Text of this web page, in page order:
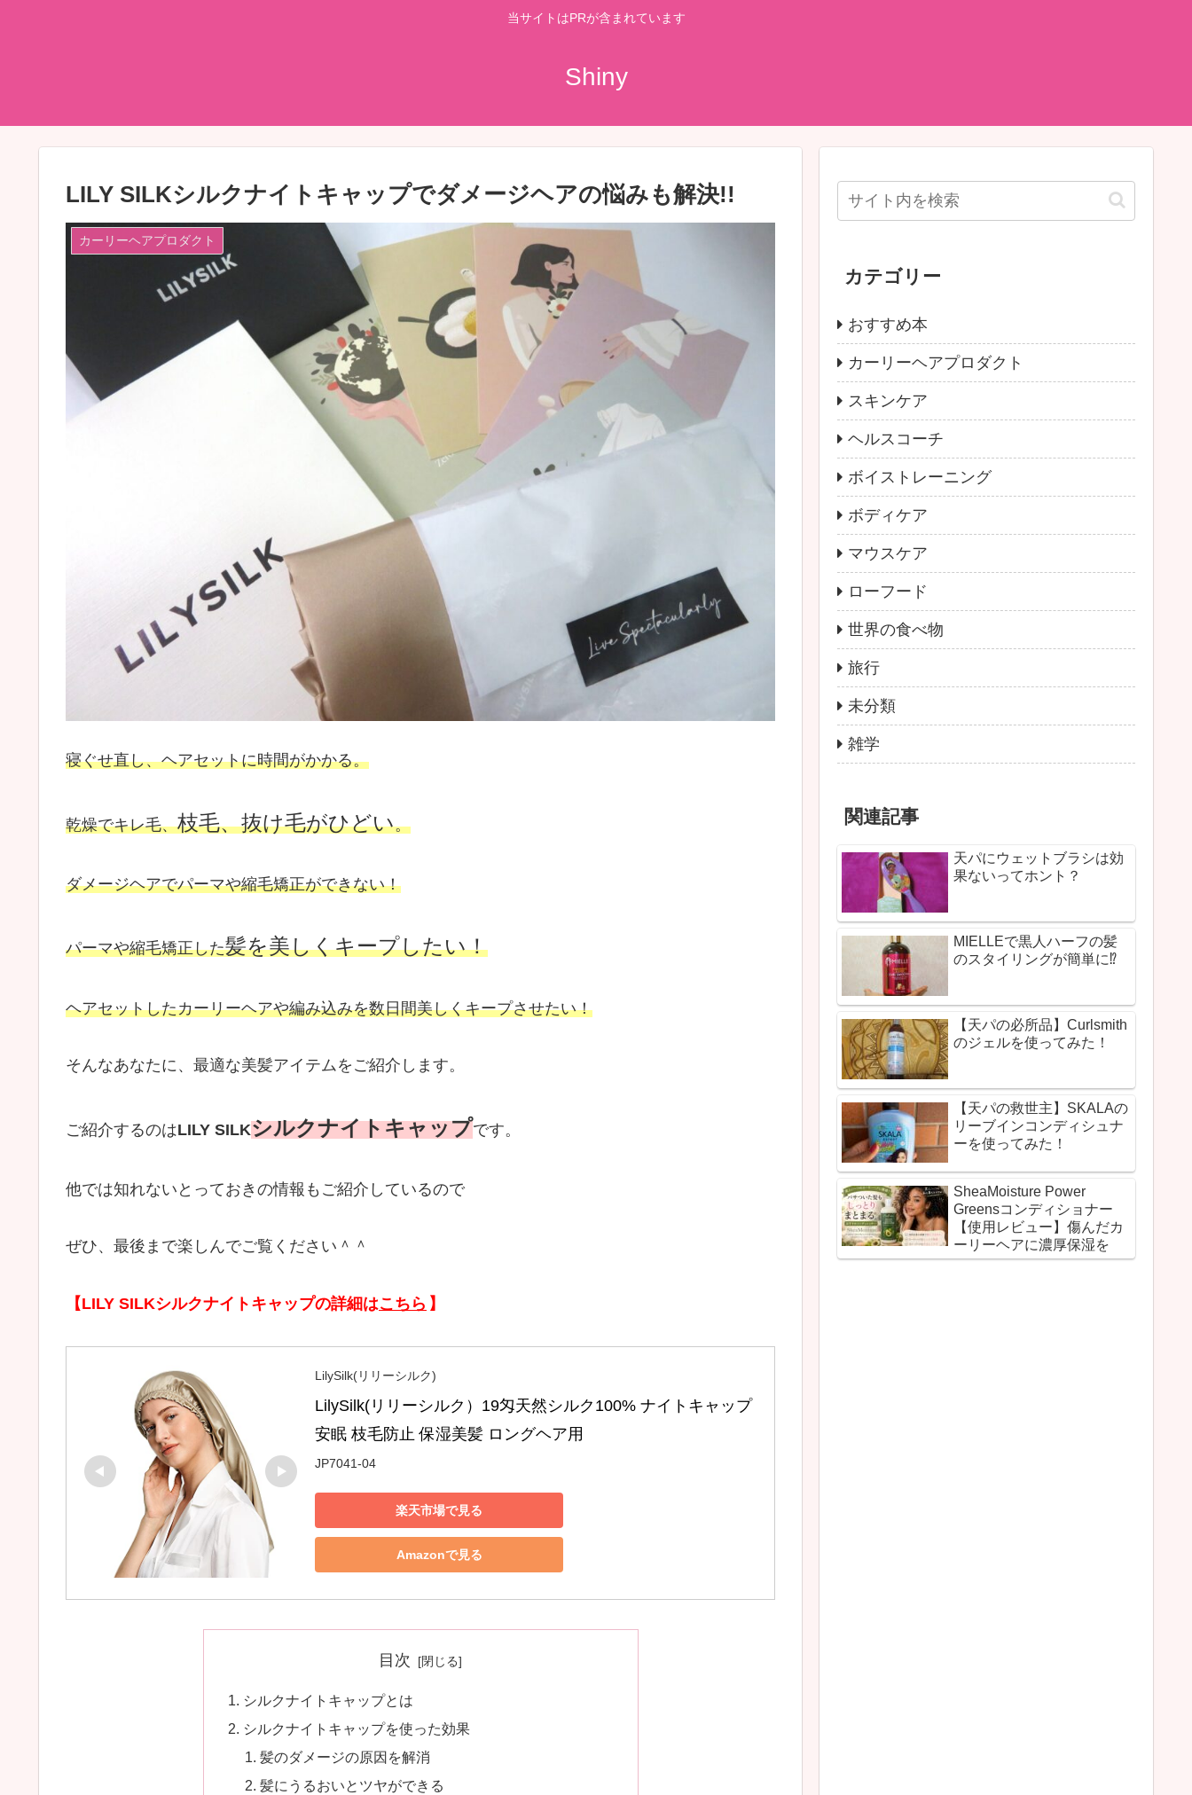
当サイトはPRが含まれています
Shiny
LILY SILKシルクナイトキャップでダメージヘアの悩みも解決!!
カーリーヘアプロダクト
寝ぐせ直し、ヘアセットに時間がかかる。
乾燥でキレ毛、枝毛、抜け毛がひどい。
ダメージヘアでパーマや縮毛矯正ができない！
パーマや縮毛矯正した髪を美しくキープしたい！
ヘアセットしたカーリーヘアや編み込みを数日間美しくキープさせたい！
そんなあなたに、最適な美髪アイテムをご紹介します。
ご紹介するのはLILY SILKシルクナイトキャップです。
他では知れないとっておきの情報もご紹介しているので
ぜひ、最後まで楽しんでご覧ください＾＾
【LILY SILKシルクナイトキャップの詳細はこちら 】
LilySilk(リリーシルク)
LilySilk(リリーシルク）19匁天然シルク100% ナイトキャップ
安眠 枝毛防止 保湿美髪 ロングヘア用
JP7041-04
楽天市場で見る
Amazonで見る
目次
シルクナイトキャップとは
シルクナイトキャップを使った効果
髪のダメージの原因を解消
髪にうるおいとツヤができる
カテゴリー
おすすめ本
カーリーヘアプロダクト
スキンケア
ヘルスコーチ
ボイストレーニング
ボディケア
マウスケア
ローフード
世界の食べ物
旅行
未分類
雑学
関連記事
天パにウェットブラシは効
果ないってホント？
MIELLEで黒人ハーフの髪
のスタイリングが簡単に⁉
【天パの必所品】Curlsmith
のジェルを使ってみた！
【天パの救世主】SKALAの
リーブインコンディシュナ
ーを使ってみた！
SheaMoisture Power
Greensコンディショナー
【使用レビュー】傷んだカ
ーリーヘアに濃厚保湿を